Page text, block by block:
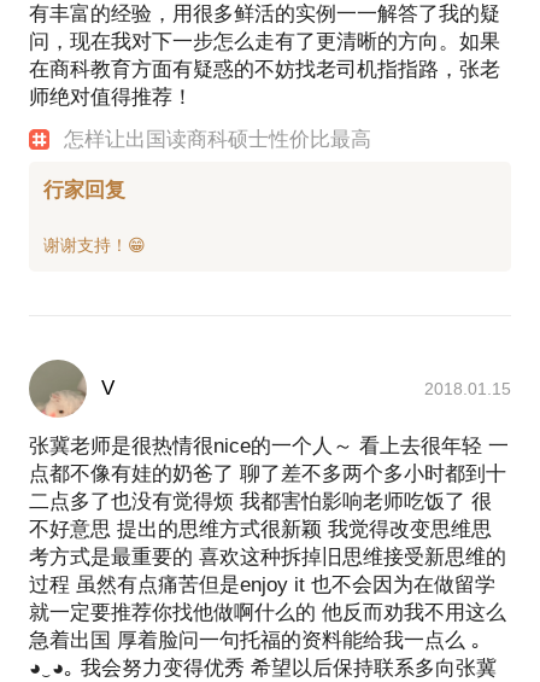
有丰富的经验，用很多鲜活的实例一一解答了我的疑
问，现在我对下一步怎么走有了更清晰的方向。如果
在商科教育方面有疑惑的不妨找老司机指指路，张老
师绝对值得推荐！
怎样让出国读商科硕士性价比最高
行家回复
V 2018.01.15
张冀老师是很热情很nice的一个人～ 看上去很年轻 一
点都不像有娃的奶爸了 聊了差不多两个多小时都到十
二点多了也没有觉得烦 我都害怕影响老师吃饭了 很
不好意思 提出的思维方式很新颖 我觉得改变思维思
考方式是最重要的 喜欢这种拆掉旧思维接受新思维的
过程 虽然有点痛苦但是enjoy it 也不会因为在做留学
就一定要推荐你找他做啊什么的 他反而劝我不用这么
急着出国 厚着脸问一句托福的资料能给我一点么 ｡
◕‿◕｡ 我会努力变得优秀 希望以后保持联系多向张冀